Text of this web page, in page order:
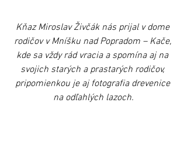
Kňaz Miroslav Živčák nás prijal v dome
rodičov v Mníšku nad Popradom – Kače,
kde sa vždy rád vracia a spomína aj na
svojich starých a prastarých rodičov,
pripomienkou je aj fotografia drevenice
na odľahlých lazoch.